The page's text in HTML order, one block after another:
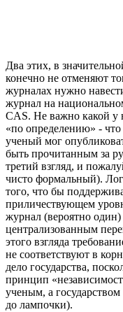
Два этих, в
конечно не отменяют
журналах нужно
журнал на
CAS. Не важно какой у
«по определению» -
ученый мог
быть прочитанным за
третий взгляд, и
чисто формальный).
того, что бы
приличествующем
журнал (вероятно один)
централизованным
этого взгляда
не соответствуют в
дело государства,
принцип
ученым, а
до лампочки).